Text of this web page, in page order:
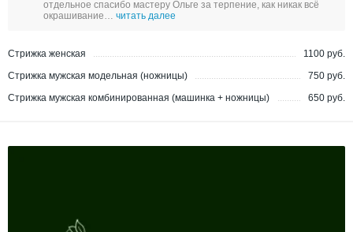
отдельное спасибо мастеру Ольге за терпение, как никак всё
окрашивание… читать далее
Стрижка женская
1100 руб.
Стрижка мужская модельная (ножницы)
750 руб.
Стрижка мужская комбинированная (машинка + ножницы)
650 руб.